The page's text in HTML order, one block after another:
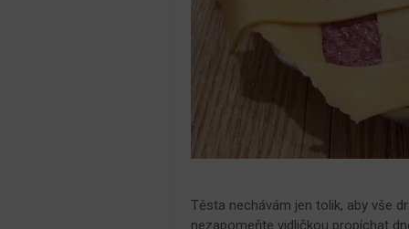
Těsta nechávám jen tolik, aby vše
nezapomeňte vidličkou propíchat